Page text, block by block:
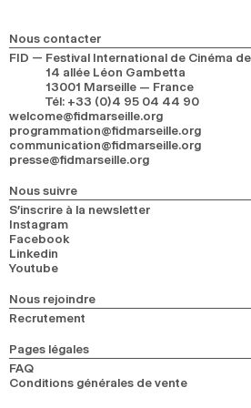
RECHERCHE
Nous contacter
FID — Festival International de Cinéma
14 allée Léon Gambetta
13001 Marseille — France
Tél: +33 (0)4 95 04 44 90
welcome@fidmarseille.org
programmation@fidmarseille.org
communication@fidmarseille.org
presse@fidmarseille.org
Nous suivre
S’inscrire à la newsletter
Instagram
Facebook
Linkedin
Youtube
Nous rejoindre
Recrutement
Pages légales
FAQ
Conditions générales de vente